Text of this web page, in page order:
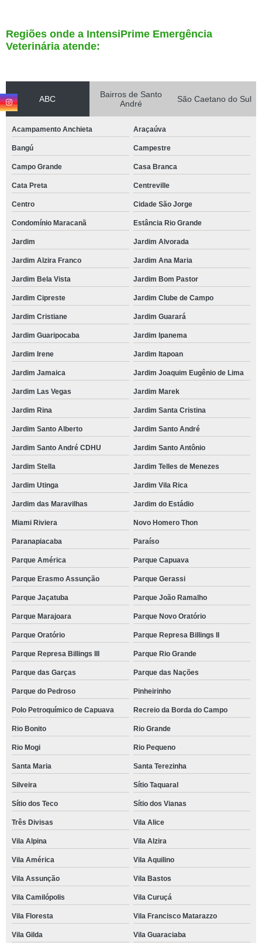
Regiões onde a IntensiPrime Emergência
Veterinária atende:
ABC
Bairros de Santo
André
São Caetano do Sul
Acampamento Anchieta Araçaúva
Bangú Campestre
Campo Grande Casa Branca
Cata Preta Centreville
Centro Cidade São Jorge
Condomínio Maracanã Estância Rio Grande
Jardim Jardim Alvorada
Jardim Alzira Franco Jardim Ana Maria
Jardim Bela Vista Jardim Bom Pastor
Jardim Cipreste Jardim Clube de Campo
Jardim Cristiane Jardim Guarará
Jardim Guaripocaba Jardim Ipanema
Jardim Irene Jardim Itapoan
Jardim Jamaica Jardim Joaquim Eugênio de Lima
Jardim Las Vegas Jardim Marek
Jardim Rina Jardim Santa Cristina
Jardim Santo Alberto Jardim Santo André
Jardim Santo André CDHU Jardim Santo Antônio
Jardim Stella Jardim Telles de Menezes
Jardim Utinga Jardim Vila Rica
Jardim das Maravilhas Jardim do Estádio
Miami Riviera Novo Homero Thon
Paranapiacaba Paraíso
Parque América Parque Capuava
Parque Erasmo Assunção Parque Gerassi
Parque Jaçatuba Parque João Ramalho
Parque Marajoara Parque Novo Oratório
Parque Oratório Parque Represa Billings II
Parque Represa Billings III Parque Rio Grande
Parque das Garças Parque das Nações
Parque do Pedroso Pinheirinho
Polo Petroquímico de Capuava Recreio da Borda do Campo
Rio Bonito Rio Grande
Rio Mogi Rio Pequeno
Santa Maria Santa Terezinha
Silveira Sítio Taquaral
Sítio dos Teco Sítio dos Vianas
Três Divisas Vila Alice
Vila Alpina Vila Alzira
Vila América Vila Aquilino
Vila Assunção Vila Bastos
Vila Camilópolis Vila Curuçá
Vila Floresta Vila Francisco Matarazzo
Vila Gilda Vila Guaraciaba